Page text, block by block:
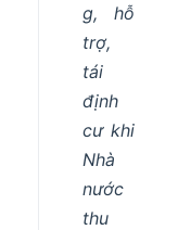
g, hỗ
trợ,
tái
định
cư khi
Nhà
nước
thu